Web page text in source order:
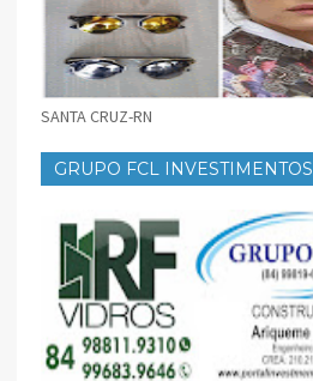
SANTA CRUZ-RN
GRUPO FCL INVESTIMENTOS